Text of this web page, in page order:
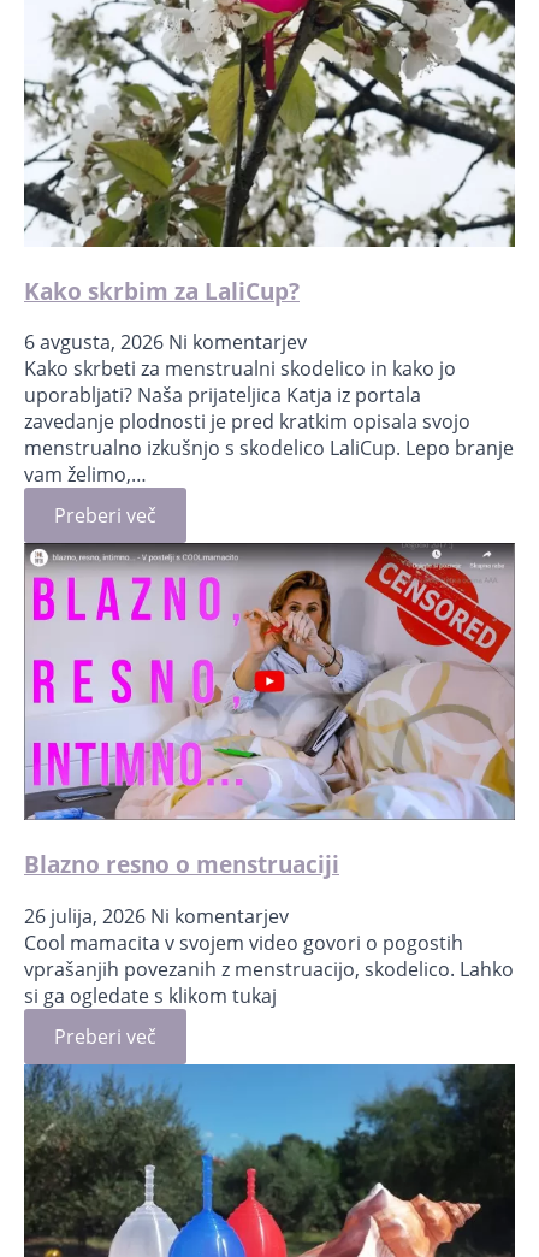
Kako skrbim za LaliCup?
6 avgusta, 2026 Ni komentarjev
Kako skrbeti za menstrualni skodelico in kako jo
uporabljati?⁣ Naša prijateljica Katja iz portala
zavedanje plodnosti je pred kratkim opisala svojo
menstrualno izkušnjo s skodelico LaliCup. Lepo branje
vam želimo,…
Preberi več
Blazno resno o menstruaciji
26 julija, 2026 Ni komentarjev
Cool mamacita v svojem video govori o pogostih
vprašanjih povezanih z menstruacijo, skodelico. Lahko
si ga ogledate s klikom tukaj
Preberi več